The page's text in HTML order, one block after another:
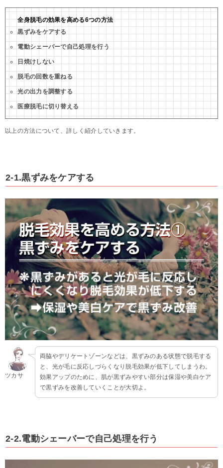
全身脱毛の効果を高める6つの方法
黒ずみをケアする
電動シェーバーで自己処理を行う
日焼けしない
脱毛の回数を重ねる
光の出力を調整する
医療脱毛に切り替える
以上の方法について、詳しく紹介していきます。
2-1.黒ずみをケアする
ツカサ
両脇やデリケートゾーンなどは、黒ずみのある状態で脱毛する
と、光が毛に反応しづらくなり脱毛効果が低下してしまうわ。
効果アップのために、肌が黒ずみやすい部分は保湿や美白ケア
で黒ずみを改善していくことが大切よ。
2-2.電動シェーバーで自己処理を行う